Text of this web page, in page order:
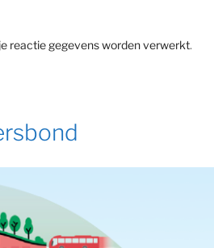
reactie gegevens worden verwerkt.